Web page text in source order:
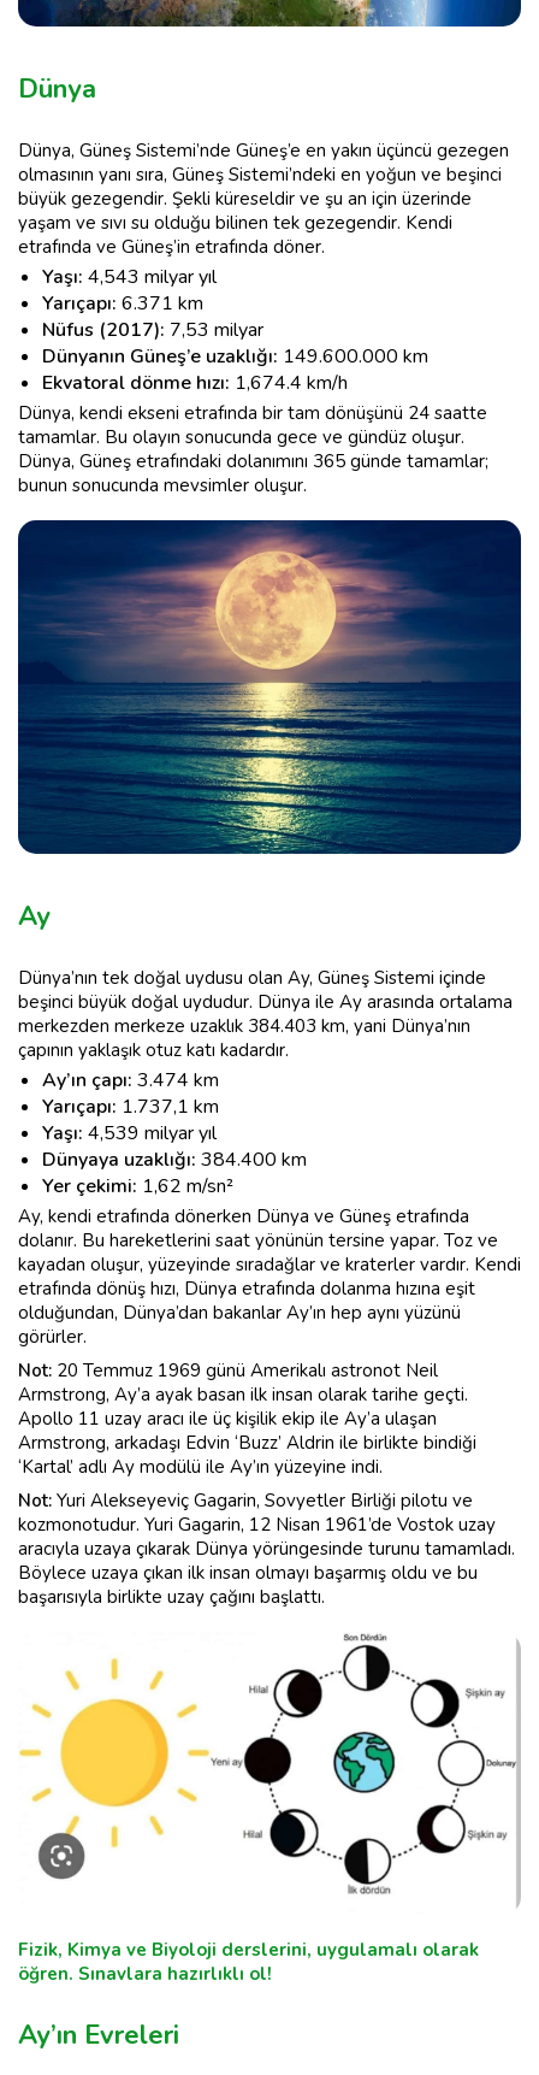
Dünya
Dünya, Güneş Sistemi’nde Güneş’e en yakın üçüncü gezegen
olmasının yanı sıra, Güneş Sistemi’ndeki en yoğun ve beşinci
büyük gezegendir. Şekli küreseldir ve şu an için üzerinde
yaşam ve sıvı su olduğu bilinen tek gezegendir. Kendi
etrafında ve Güneş’in etrafında döner.
Yaşı: 4,543 milyar yıl
Yarıçapı: 6.371 km
Nüfus (2017): 7,53 milyar
Dünyanın Güneş’e uzaklığı: 149.600.000 km
Ekvatoral dönme hızı: 1,674.4 km/h
Dünya, kendi ekseni etrafında bir tam dönüşünü 24 saatte
tamamlar. Bu olayın sonucunda gece ve gündüz oluşur.
Dünya, Güneş etrafındaki dolanımını 365 günde tamamlar;
bunun sonucunda mevsimler oluşur.
Ay
Dünya’nın tek doğal uydusu olan Ay, Güneş Sistemi içinde
beşinci büyük doğal uydudur. Dünya ile Ay arasında ortalama
merkezden merkeze uzaklık 384.403 km, yani Dünya’nın
çapının yaklaşık otuz katı kadardır.
Ay’ın çapı: 3.474 km
Yarıçapı: 1.737,1 km
Yaşı: 4,539 milyar yıl
Dünyaya uzaklığı: 384.400 km
Yer çekimi: 1,62 m/sn²
Ay, kendi etrafında dönerken Dünya ve Güneş etrafında
dolanır. Bu hareketlerini saat yönünün tersine yapar. Toz ve
kayadan oluşur, yüzeyinde sıradağlar ve kraterler vardır. Kendi
etrafında dönüş hızı, Dünya etrafında dolanma hızına eşit
olduğundan, Dünya’dan bakanlar Ay’ın hep aynı yüzünü
görürler.
Not: 20 Temmuz 1969 günü Amerikalı astronot Neil
Armstrong, Ay’a ayak basan ilk insan olarak tarihe geçti.
Apollo 11 uzay aracı ile üç kişilik ekip ile Ay’a ulaşan
Armstrong, arkadaşı Edvin ‘Buzz’ Aldrin ile birlikte bindiği
‘Kartal’ adlı Ay modülü ile Ay’ın yüzeyine indi.
Not: Yuri Alekseyeviç Gagarin, Sovyetler Birliği pilotu ve
kozmonotudur. Yuri Gagarin, 12 Nisan 1961’de Vostok uzay
aracıyla uzaya çıkarak Dünya yörüngesinde turunu tamamladı.
Böylece uzaya çıkan ilk insan olmayı başarmış oldu ve bu
başarısıyla birlikte uzay çağını başlattı.
Fizik, Kimya ve Biyoloji derslerini, uygulamalı olarak
öğren. Sınavlara hazırlıklı ol!
Ay’ın Evreleri